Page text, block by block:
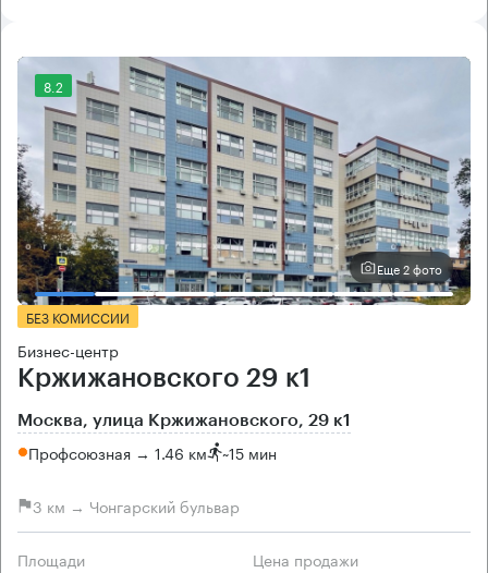
8.2
Еще 2 фото
БЕЗ КОМИССИИ
Бизнес-центр
Кржижановского 29 к1
Москва, улица Кржижановского, 29 к1
Профсоюзная → 1.46 км ~15 мин
3 км → Чонгарский бульвар
Площади Цена продажи